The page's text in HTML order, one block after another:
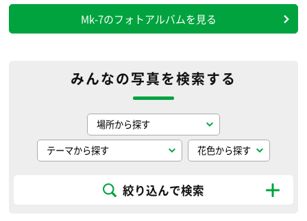
Mk-7のフォトアルバムを見る
みんなの写真を検索する
絞り込んで検索